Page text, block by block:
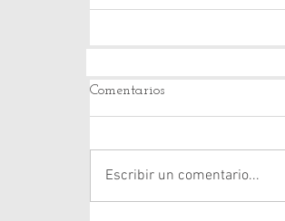
Comentarios
Escribir un comentario...